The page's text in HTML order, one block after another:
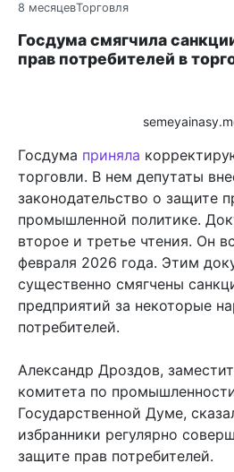
8 месяцевТорговля
Госдума смягчила
прав потребителей в
Госдума приняла
торговли. В нем депутаты
законодательство о защите
промышленной политике.
второе и третье чтения. Он
февраля 2026 года. Этим
существенно смягчены
предприятий за некоторые
потребителей.
Александр Дроздов,
комитета по
Государственной Думе,
избранники регулярно
защите прав потребителей.